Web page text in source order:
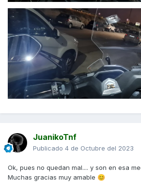
JuanikoTnf
Publicado 4 de Octubre del 2023
Ok, pues no quedan mal.... y son en esa
Muchas gracias muy amable 😊